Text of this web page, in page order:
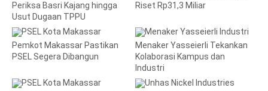
Periksa Basri Kajang hingga
Usut Dugaan TPPU
Riset Rp31,3 Miliar
Pemkot Makassar Pastikan
PSEL Segera Dibangun
Menaker Yasseierli Tekankan
Kolaborasi Kampus dan
Industri